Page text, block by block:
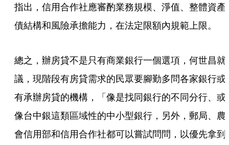
指出，信用合作社應審酌業務規模、淨值、整體資產
債結構和風險承擔能力，在法定限額內規範上限。
總之，辦房貸不是只有商業銀行一個選項，何世昌就
議，現階段有房貸需求的民眾要腳勤多問各家銀行或
有承辦房貸的機構，「像是找同銀行的不同分行、或
像台中銀這類區域性的中小型銀行，另外，郵局、農
會信用部和信用合作社都可以嘗試問問，以優先拿到